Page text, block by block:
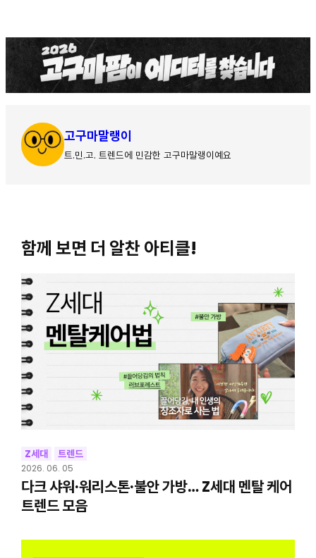
고구마말랭이
트.민.고. 트렌드에 민감한 고구마말랭이예요
함께 보면 더 알찬 아티클!
Z세대 트렌드
2026. 06. 05
다크 샤워·워리스톤·불안 가방… Z세대 멘탈 케어
트렌드 모음